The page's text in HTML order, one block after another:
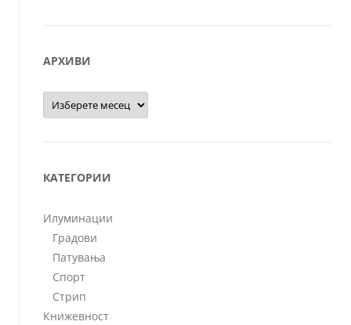
АРХИВИ
Архиви
КАТЕГОРИИ
Илуминации
Градови
Патувања
Спорт
Стрип
Книжевност